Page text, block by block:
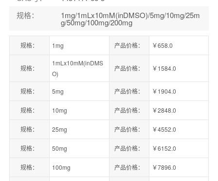
规格： 1mg/1mLx10mM(inDMSO)/5mg/10mg/25m
g/50mg/100mg/200mg
规格： 1mg 产品价格： ￥658.0
规格：
1mLx10mM(inDMS
O)
产品价格： ￥1584.0
规格： 5mg 产品价格： ￥1904.0
规格： 10mg 产品价格： ￥2848.0
规格： 25mg 产品价格： ￥4552.0
规格： 50mg 产品价格： ￥6152.0
规格： 100mg 产品价格： ￥7896.0